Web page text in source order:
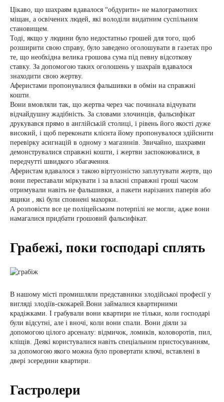
Цікаво, що шахраям вдавалося “обдурити» не малограмотних
міщан, а освічених людей, які володіли видатним суспільним
становищем.
Тоді, якщо у людини було недостатньо грошей для того, щоб
розширити свою справу, було заведено оголошувати в газетах про
те, що необхідна велика грошова сума під певну відсоткову
ставку. За допомогою таких оголошень у шахраїв вдавалося
знаходити свою жертву.
Аферистами пропонувалися фальшивки в обмін на справжні
кошти.
Вони вмовляли так, що жертва через час починала відчувати
відчайдушну жадібність. За словами злочинців, фальсифікат
друкувався прямо в англійській столиці, і рівень його якості дуже
високий, і щоб переконати клієнта йому пропонувалося здійснити
перевірку асигнацій в одному з магазинів. Звичайно, шахраями
демонструвалися справжні кошти, і жертви заспокоювалися, в
передчутті швидкого збагачення.
Аферистам вдавалося з такою віртуозністю заплутувати жертв, що
вони переставали міркувати і за власні справжні гроші часом
отримували навіть не фальшивки, а пакети нарізаних паперів або
ящики , які були сповнені махорки.
А розповісти все це поліцейським потерпілі не могли, адже вони
намагалися придбати грошовий фальсифікат.
Грабежі, поки господарі сплять
В нашому місті промишляли представники злодійськоі професії у
вигляді злодіїв-скокарей.Вони займалися квартирними
крадіжками. І грабували вони квартири не тільки, коли господарі
були відсутні, але і вночі, коли вони спали. Вони діяли за
допомогою цілого арсеналу: відмичок, ломиків, коловоротів, пил,
кліщів. Деякі користувалися навіть спеціальним пристосуванням,
за допомогою якого можна було провертати ключі, вставлені в
двері зсередини квартири.
Гастролери